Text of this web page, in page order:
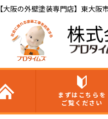
【大阪の外壁塗装専門店】東大
株
まずはこちらを
ご覧ください